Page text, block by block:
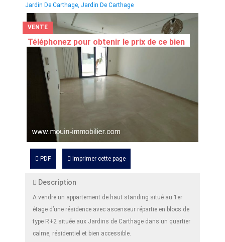
Jardin De Carthage, Jardin De Carthage
VENTE
Téléphonez pour obtenir le prix de ce bien
PDF Imprimer cette page
Description
A vendre un appartement de haut standing situé au 1er
étage d’une résidence avec ascenseur répartie en blocs de
type R+2 située aux Jardins de Carthage dans un quartier
calme, résidentiel et bien accessible.